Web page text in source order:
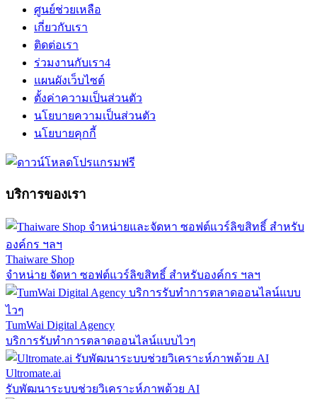
ศูนย์ช่วยเหลือ
เกี่ยวกับเรา
ติดต่อเรา
ร่วมงานกับเรา4
แผนผังเว็บไซต์
ตั้งค่าความเป็นส่วนตัว
นโยบายความเป็นส่วนตัว
นโยบายคุกกี้
บริการของเรา
Thaiware Shop
จำหน่าย จัดหา ซอฟต์แวร์ลิขสิทธิ์ สำหรับองค์กร ฯลฯ
TumWai Digital Agency
บริการรับทำการตลาดออนไลน์แบบไวๆ
Ultromate.ai
รับพัฒนาระบบช่วยวิเคราะห์ภาพด้วย AI